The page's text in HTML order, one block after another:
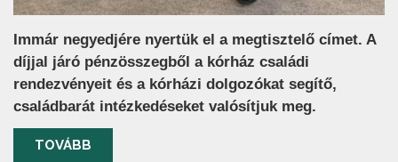
Immár negyedjére nyertük el a megtisztelő címet. A
díjjal járó pénzösszegből a kórház családi
rendezvényeit és a kórházi dolgozókat segítő,
családbarát intézkedéseket valósítjuk meg.
TOVÁBB